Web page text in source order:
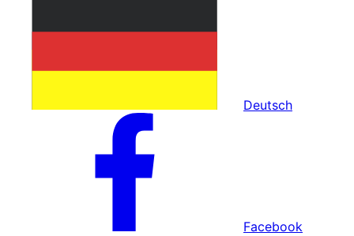
Deutsch
Facebook